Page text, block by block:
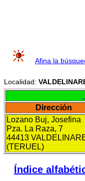
Afina la
Localidad:
Dirección
Lozano Buj, Josefina
Pza. La Raza, 7
44413
(TERUEL)
Índice